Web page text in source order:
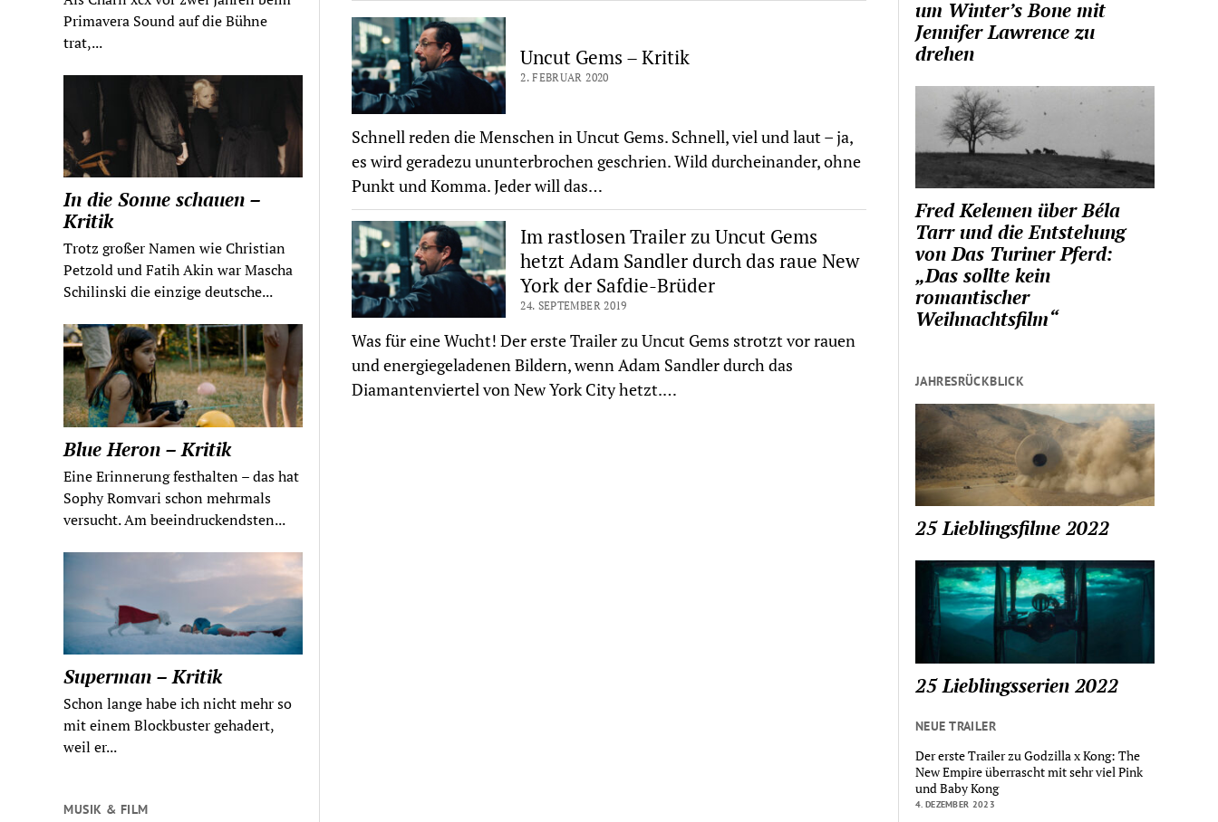
Primavera Sound auf die Bühne
trat,...
In die Sonne schauen –
Kritik
Trotz großer Namen wie Christian
Petzold und Fatih Akin war Mascha
Schilinski die einzige deutsche...
Blue Heron – Kritik
Eine Erinnerung festhalten – das hat
Sophy Romvari schon mehrmals
versucht. Am beeindruckendsten...
Superman – Kritik
Schon lange habe ich nicht mehr so
mit einem Blockbuster gehadert,
weil er...
MUSIK & FILM
Uncut Gems – Kritik
2. FEBRUAR 2020
Schnell reden die Menschen in Uncut Gems. Schnell, viel und laut – ja,
es wird geradezu ununterbrochen geschrien. Wild durcheinander, ohne
Punkt und Komma. Jeder will das…
Im rastlosen Trailer zu Uncut Gems
hetzt Adam Sandler durch das raue New
York der Safdie-Brüder
24. SEPTEMBER 2019
Was für eine Wucht! Der erste Trailer zu Uncut Gems strotzt vor rauen
und energiegeladenen Bildern, wenn Adam Sandler durch das
Diamantenviertel von New York City hetzt.…
um Winter’s Bone mit
Jennifer Lawrence zu
drehen
Fred Kelemen über Béla
Tarr und die Entstehung
von Das Turiner Pferd:
„Das sollte kein
romantischer
Weihnachtsfilm“
JAHRESRÜCKBLICK
25 Lieblingsfilme 2022
25 Lieblingsserien 2022
NEUE TRAILER
Der erste Trailer zu Godzilla x Kong: The
New Empire überrascht mit sehr viel Pink
und Baby Kong
4. DEZEMBER 2023